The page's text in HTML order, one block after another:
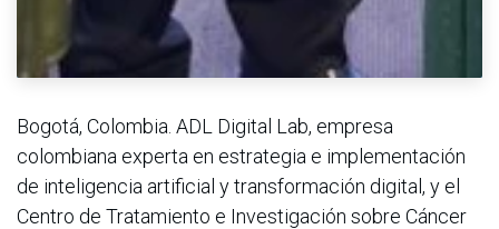
Bogotá, Colombia. ADL Digital Lab, empresa
colombiana experta en estrategia e implementación
de inteligencia artificial y transformación digital, y el
Centro de Tratamiento e Investigación sobre Cáncer